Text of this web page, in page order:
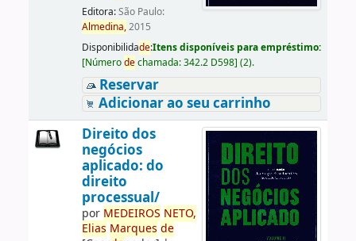
Editora:São Paulo:
Almedina,2015
Disponibilidade:Itens disponíveis para empréstimo:
[Númerodechamada:342.2 D598] (2).
Reservar
Adicionar ao seu carrinho
Direito dos
negócios
aplicado: do
direito
processual/
por MEDEIROS NETO,
Elias Marques de